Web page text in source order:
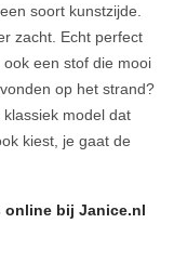
soort kunstzijde.
zacht. Echt perfect
een stof die mooi
op het strand?
model dat
kiest, je gaat de
online bij Janice.nl